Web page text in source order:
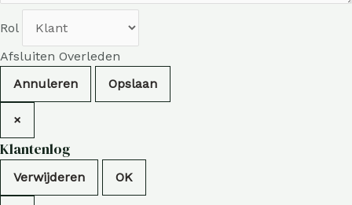
Rol
Afsluiten Overleden
Annuleren
×
Klantenlog
Verwijderen OK